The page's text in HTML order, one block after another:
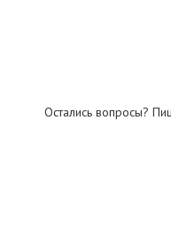
Остались вопросы?